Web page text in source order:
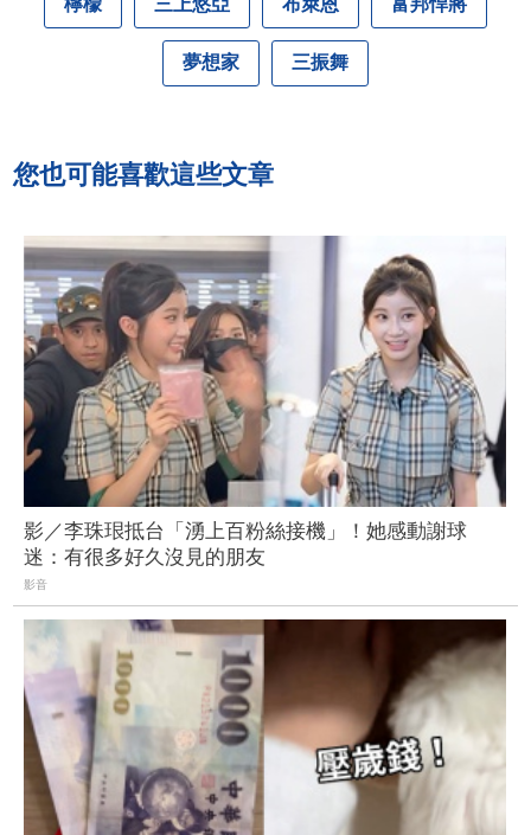
夢想家 三振舞
您也可能喜歡這些文章
影／李珠珢抵台「湧上百粉絲接機」！她感動謝球
迷：有很多好久沒見的朋友
影音